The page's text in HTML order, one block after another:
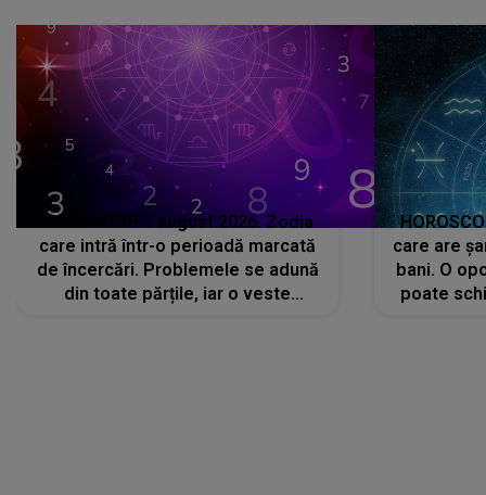
HOROSCOP 7 august 2026. Zodia
care intră într-o perioadă marcată
de încercări. Problemele se adună
din toate părțile, iar o veste
care are
bani. O
poate